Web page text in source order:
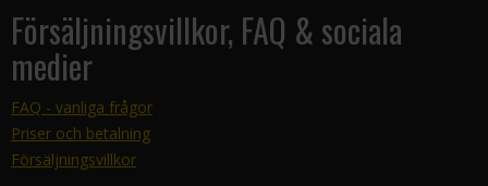
Försäljningsvillkor, FAQ & sociala
medier
FAQ - vanliga frågor
Priser och betalning
Försäljningsvillkor